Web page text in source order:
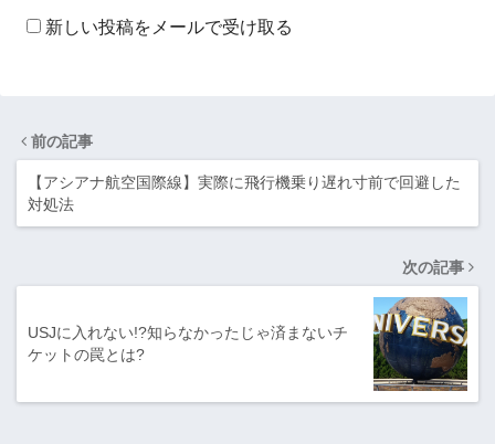
新しい投稿をメールで受け取る
前の記事
【アシアナ航空国際線】実際に飛行機乗り遅れ寸前で回避した
対処法
次の記事
USJに入れない!?知らなかったじゃ済まないチ
ケットの罠とは?